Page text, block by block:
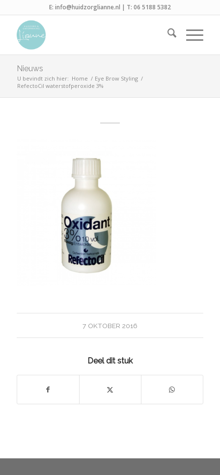
E: info@huidzorglianne.nl | T: 06 5188 5382
Nieuws
U bevindt zich hier: Home / Eye Brow Styling /
RefectoCil waterstofperoxide 3%
7 OKTOBER 2016
Deel dit stuk